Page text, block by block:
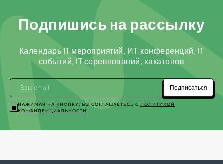
Подпишись на рассылку
Календарь IT мероприятий, ИТ конференций, IT
событий, IT соревнований, хакатонов
Подписаться
НАЖИМАЯ НА КНОПКУ, ВЫ СОГЛАШАЕТЕСЬ С ПОЛИТИКОЙ
КОНФИДЕНЦИАЛЬНОСТИ